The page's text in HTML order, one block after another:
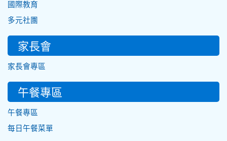
國際教育
多元社團
家長會
家長會專區
午餐專區
午餐專區
每日午餐菜單